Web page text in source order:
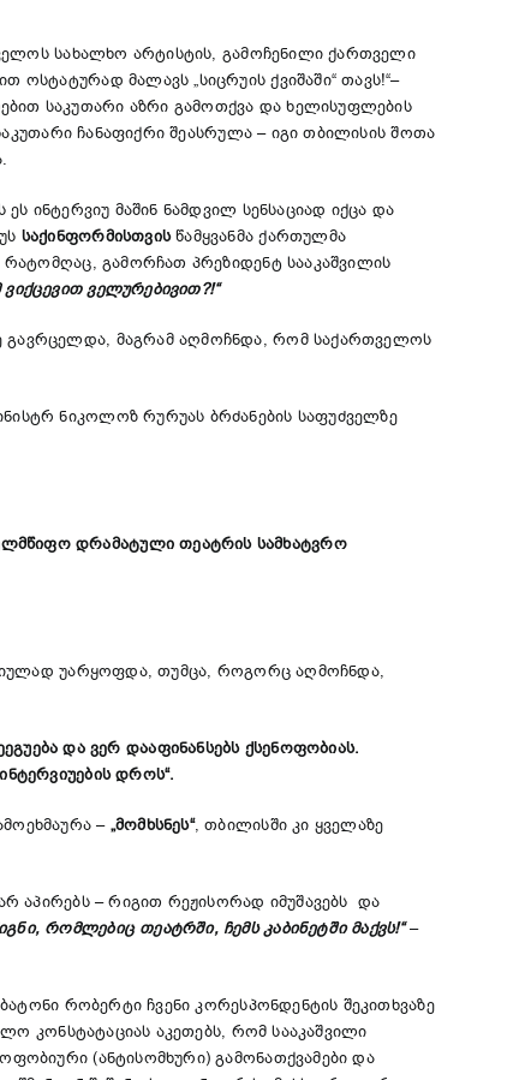
სახალხო არტისტის, გამოჩენილი ქართველი
მალავს „სიცრუის ქვიშაში“ თავს!“–
საკუთარი აზრი გამოთქვა და ხელისუფლების
ჩანაფიქრი შეასრულა – იგი თბილისის შოთა
ეს ინტერვიუ მაშინ ნამდვილ სენსაციად იქცა და
საქინფორმისთვისწამყვანმა ქართულმა
გამორჩათ პრეზიდენტ სააკაშვილის
ველურებივით?!“
გავრცელდა, მაგრამ აღმოჩნდა, რომ საქართველოს
ნიკოლოზ რურუას ბრძანების საფუძველზე
დრამატული თეატრის სამხატვრო
უარყოფდა, თუმცა, როგორც აღმოჩნდა,
და ვერ დააფინანსებს ქსენოფობიას.
ინტერვიუების დროს“.
– „მომხსნეს“, თბილისში კი ყველაზე
აპირებს – რიგით რეჟისორად იმუშავებს და
რომლებიც თეატრში, ჩემს კაბინეტში მაქვს!“–
რობერტი ჩვენი კორესპონდენტის შეკითხვაზე
კონსტატაციას აკეთებს, რომ სააკაშვილი
(ანტისომხური) გამონათქვამები და